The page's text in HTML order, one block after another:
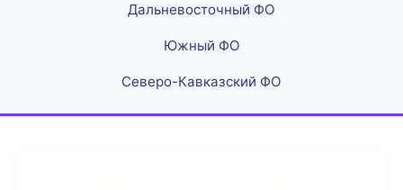
Дальневосточный ФО
Южный ФО
Северо-Кавказский ФО